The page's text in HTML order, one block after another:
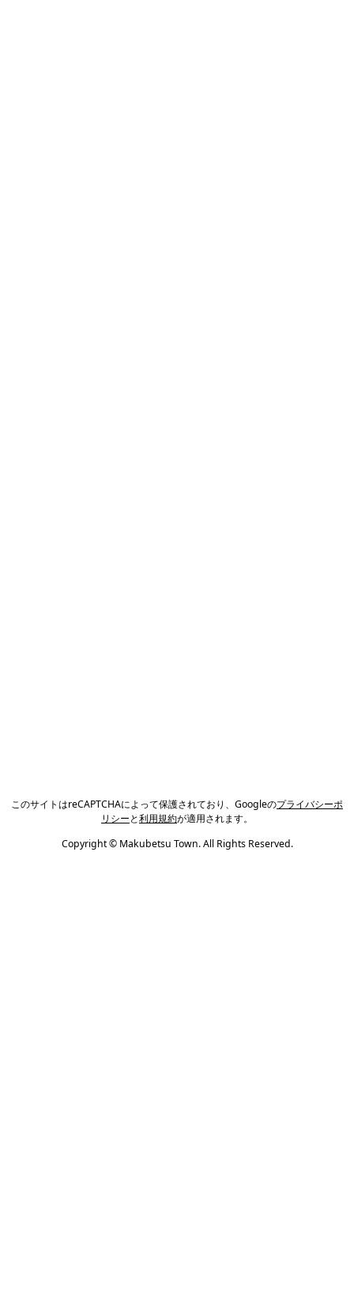
このサイトはreCAPTCHAによって保護されており、Googleのプライバシーポ
リシーと利用規約が適用されます。
Copyright © Makubetsu Town. All Rights Reserved.